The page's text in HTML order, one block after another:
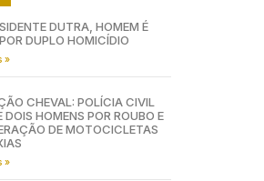
DUTRA, HOMEM É
DUPLO HOMICÍDIO
»
CHEVAL: POLÍCIA CIVIL
DOIS HOMENS POR ROUBO E
DE MOTOCICLETAS
»